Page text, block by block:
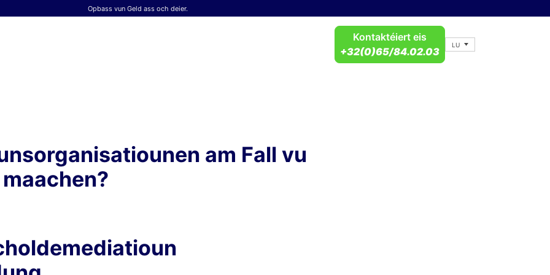
Opbass vun Geld ass och deier.
LU
Kontaktéiert eis
+32(0)65/84.02.03
am Fall vu